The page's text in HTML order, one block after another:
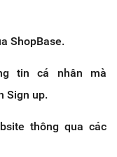
ShopBase.
tin cá nhân mà
Sign up.
thông qua các